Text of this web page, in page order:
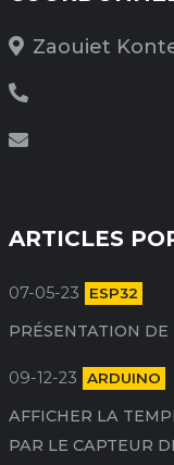
Zaouiet
ARTICLES
ESP32
07-05-23
PRÉSENTATION
ARDUINO
09-12-23
AFFICHER LA
PAR LE CAPTEUR